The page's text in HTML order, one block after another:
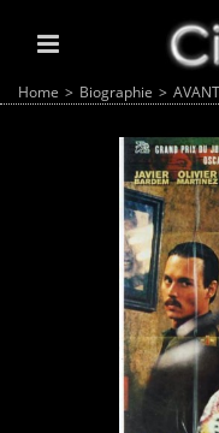
Home > Biographie >